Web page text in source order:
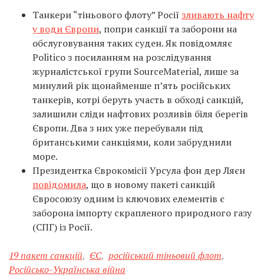
Танкери “тіньового флоту” Росії зливають нафту
у води Європи, попри санкції та заборони на
обслуговування таких суден. Як повідомляє
Politico з посиланням на розслідування
журналістської групи SourceMaterial, лише за
минулий рік щонайменше п’ять російських
танкерів, котрі беруть участь в обході санкцій,
залишили сліди нафтових розливів біля берегів
Європи. Два з них уже перебували під
британськими санкціями, коли забруднили
море.
Президентка Єврокомісії Урсула фон дер Ляєн
повідомила, що в новому пакеті санкцій
Євросоюзу одним із ключових елементів є
заборона імпорту скрапленого природного газу
(СПГ) із Росії.
19 пакет санкцій, ЄС, російський тіньовий флот,
Російсько-Українська війна